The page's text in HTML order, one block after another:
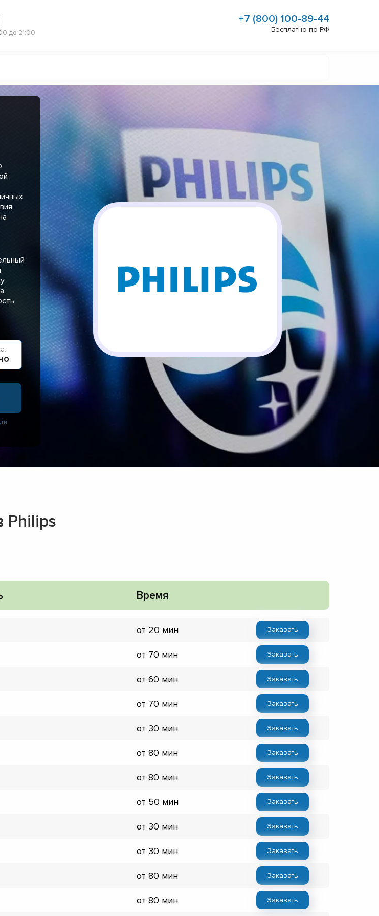
до 21:00
+7 (800) 100-89-44
Бесплатно по РФ
Philips
Время
от 20 мин Заказать
от 70 мин Заказать
от 60 мин Заказать
от 70 мин Заказать
от 30 мин Заказать
от 80 мин Заказать
от 80 мин Заказать
от 50 мин Заказать
от 30 мин Заказать
от 30 мин Заказать
от 80 мин Заказать
от 80 мин Заказать